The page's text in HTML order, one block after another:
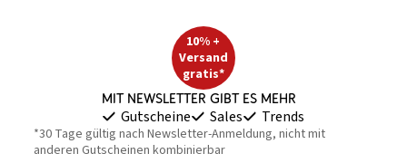
10% +
Versand
gratis*
Mit Newsletter gibt es mehr
Gutscheine Sales Trends
*30 Tage gültig nach Newsletter-Anmeldung, nicht mit
anderen Gutscheinen kombinierbar